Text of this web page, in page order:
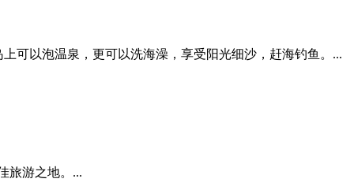
可以泡温泉，更可以洗海澡，享受阳光细沙，赶海钓鱼。...
旅游之地。...